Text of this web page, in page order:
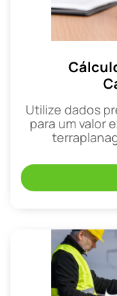
Utilize dados
para um valor